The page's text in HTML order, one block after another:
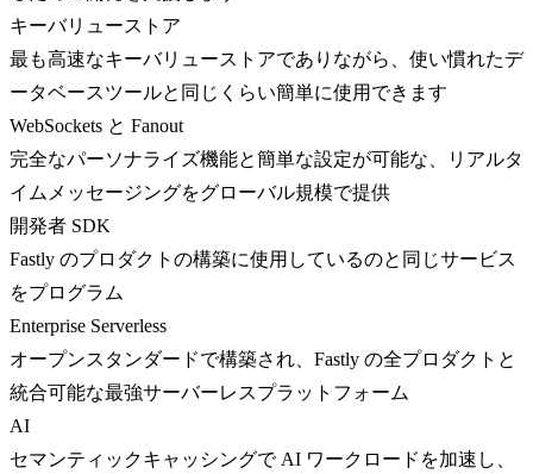
キーバリューストア
最も高速なキーバリューストアでありながら、使い慣れたデ
ータベースツールと同じくらい簡単に使用できます
WebSockets と Fanout
完全なパーソナライズ機能と簡単な設定が可能な、リアルタ
イムメッセージングをグローバル規模で提供
開発者 SDK
Fastly のプロダクトの構築に使用しているのと同じサービス
をプログラム
Enterprise Serverless
オープンスタンダードで構築され、Fastly の全プロダクトと
統合可能な最強サーバーレスプラットフォーム
AI
セマンティックキャッシングで AI ワークロードを加速し、